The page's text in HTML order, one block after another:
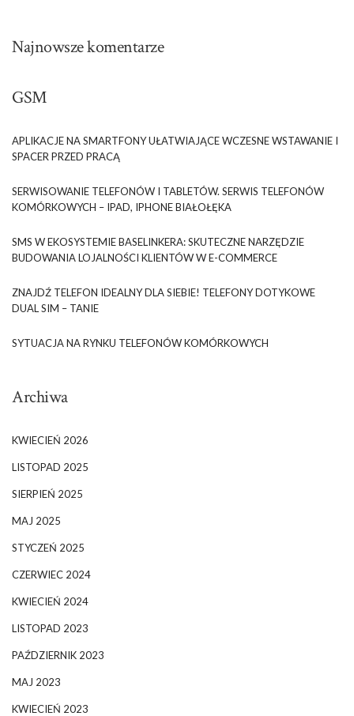
Najnowsze komentarze
GSM
APLIKACJE NA SMARTFONY UŁATWIAJĄCE WCZESNE WSTAWANIE I
SPACER PRZED PRACĄ
SERWISOWANIE TELEFONÓW I TABLETÓW. SERWIS TELEFONÓW
KOMÓRKOWYCH – IPAD, IPHONE BIAŁOŁĘKA
SMS W EKOSYSTEMIE BASELINKERA: SKUTECZNE NARZĘDZIE
BUDOWANIA LOJALNOŚCI KLIENTÓW W E-COMMERCE
ZNAJDŹ TELEFON IDEALNY DLA SIEBIE! TELEFONY DOTYKOWE
DUAL SIM – TANIE
SYTUACJA NA RYNKU TELEFONÓW KOMÓRKOWYCH
Archiwa
KWIECIEŃ 2026
LISTOPAD 2025
SIERPIEŃ 2025
MAJ 2025
STYCZEŃ 2025
CZERWIEC 2024
KWIECIEŃ 2024
LISTOPAD 2023
PAŹDZIERNIK 2023
MAJ 2023
KWIECIEŃ 2023